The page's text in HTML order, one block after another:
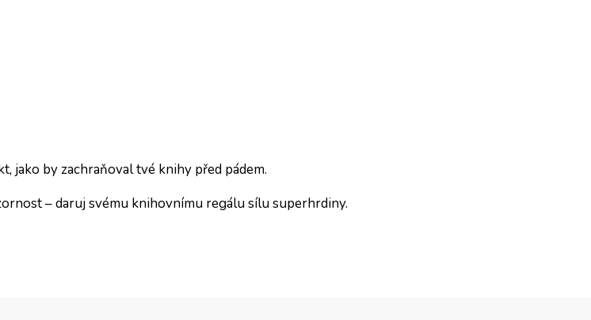
jako by zachraňoval tvé knihy před pádem.
– daruj svému knihovnímu regálu sílu superhrdiny.